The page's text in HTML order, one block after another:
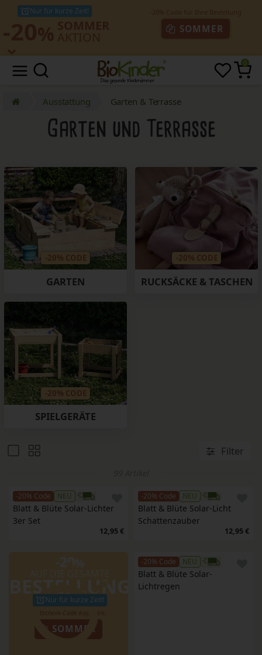
Nur für kurze Zeit!
SOMMER
0
Ausstattung Garten & Terrasse
Garten und Terrasse
GARTEN RUCKSÄCKE & TASCHEN
SPIELGERÄTE
Filter
-20% Code NEU
Blatt & Blüte Solar-Lichter
3er Set
12,95 €
-20% Code NEU
Blatt & Blüte Solar-Licht
Schattenzauber
12,95 €
BESTELLUNG
Nur für kurze Zeit!
SOMMER
-20% Code NEU
Blatt & Blüte Solar-
Lichtregen